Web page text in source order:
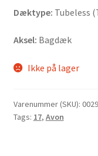
Dæktype: Tubeless
Aksel: Bagdæk
Ikke på lager
Varenummer (SKU):
Tags: 17, Avon